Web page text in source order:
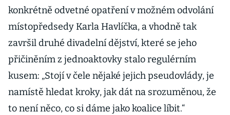
konkrétně odvetné opatření v možném odvolání
místopředsedy Karla Havlíčka, a vhodně tak
završil druhé divadelní dějství, které se jeho
přičiněním z jednoaktovky stalo regulérním
kusem: „Stojí v čele nějaké jejich pseudovlády, je
namístě hledat kroky, jak dát na srozuměnou, že
to není něco, co si dáme jako koalice líbit.“